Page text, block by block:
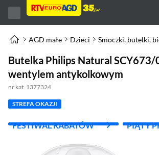
AGD małe Dzieci Smoczki, butelki,
Butelka Philips Natural SCY673/
wentylem antykolkowym
nr kat. 1377324
STREFA OKAZJI
FESTIWAL RABATÓW
PIĄTY